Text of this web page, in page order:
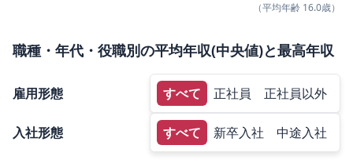
（平均年齢 16.0歳）
職種・年代・役職別の平均年収(中央値)と最高年収
雇用形態 すべて 正社員 正社員以外
入社形態 すべて 新卒入社 中途入社